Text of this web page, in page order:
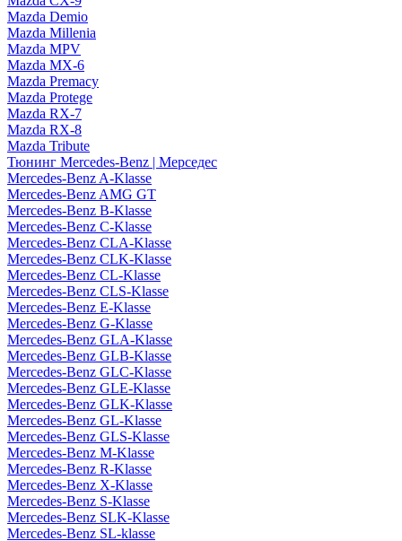
Mazda Demio
Mazda Millenia
Mazda MPV
Mazda MX-6
Mazda Premacy
Mazda Protege
Mazda RX-7
Mazda RX-8
Mazda Tribute
Тюнинг Mercedes-Benz | Мерседес
Mercedes-Benz A-Klasse
Mercedes-Benz AMG GT
Mercedes-Benz B-Klasse
Mercedes-Benz C-Klasse
Mercedes-Benz CLA-Klasse
Mercedes-Benz CLK-Klasse
Mercedes-Benz CL-Klasse
Mercedes-Benz CLS-Klasse
Mercedes-Benz E-Klasse
Mercedes-Benz G-Klasse
Mercedes-Benz GLA-Klasse
Mercedes-Benz GLB-Klasse
Mercedes-Benz GLC-Klasse
Mercedes-Benz GLE-Klasse
Mercedes-Benz GLK-Klasse
Mercedes-Benz GL-Klasse
Mercedes-Benz GLS-Klasse
Mercedes-Benz M-Klasse
Mercedes-Benz R-Klasse
Mercedes-Benz X-Klasse
Mercedes-Benz S-Klasse
Mercedes-Benz SLK-Klasse
Mercedes-Benz SL-klasse